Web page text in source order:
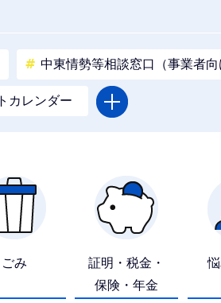
中東情勢等相談窓口（事業者向
カレンダー
ごみ
証明・税金・
保険・年金